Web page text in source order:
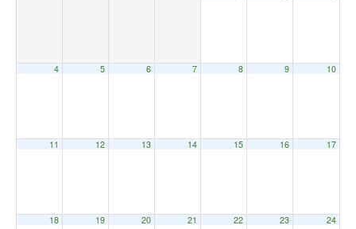
4 5 6 7 8 9 10
11 12 13 14 15 16 17
18 19 20 21 22 23 24